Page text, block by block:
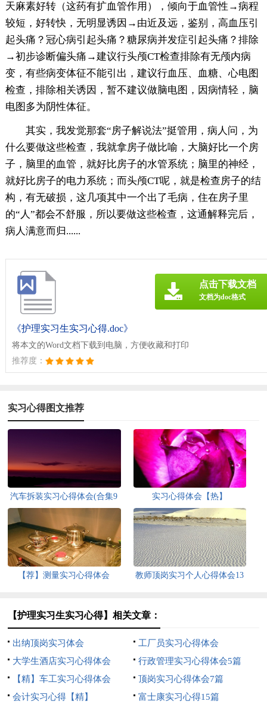
天麻素好转（这药有扩血管作用），倾向于血管性→病程
较短，好转快，无明显诱因→由近及远，鉴别，高血压引
起头痛？冠心病引起头痛？糖尿病并发症引起头痛？排除
→初步诊断偏头痛→建议行头颅CT检查排除有无颅内病
变，有些病变体征不能引出，建议行血压、血糖、心电图
检查，排除相关诱因，暂不建议做脑电图，因病情轻，脑
电图多为阴性体征。
其实，我发觉那套“房子解说法”挺管用，病人问，为
什么要做这些检查，我就拿房子做比喻，大脑好比一个房
子，脑里的血管，就好比房子的水管系统；脑里的神经，
就好比房子的电力系统；而头颅CT呢，就是检查房子的结
构，有无破损，这几项其中一个出了毛病，住在房子里
的“人”都会不舒服，所以要做这些检查，这通解释完后，
病人满意而归......
《护理实习生实习心得.doc》
将本文的Word文档下载到电脑，方便收藏和打印
推荐度：
点击下载文档
文档为doc格式
实习心得图文推荐
汽车拆装实习心得体会(合集9
实习心得体会【热】
【荐】测量实习心得体会
教师顶岗实习个人心得体会13
【护理实习生实习心得】相关文章：
出纳顶岗实习体会
工厂员实习心得体会
大学生酒店实习心得体会
行政管理实习心得体会5篇
【精】车工实习心得体会
顶岗实习心得体会7篇
会计实习心得【精】
富士康实习心得15篇